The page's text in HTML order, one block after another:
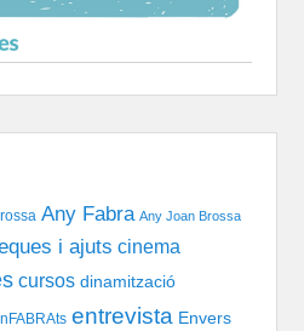
Any Fabra Any Joan Brossa
i ajuts cinema
cursos dinamització
entrevista Envers